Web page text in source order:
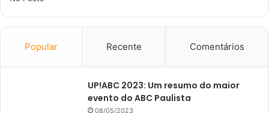
Popular Recente Comentários
UP!ABC 2023: Um resumo do maior
evento do ABC Paulista
08/05/2023